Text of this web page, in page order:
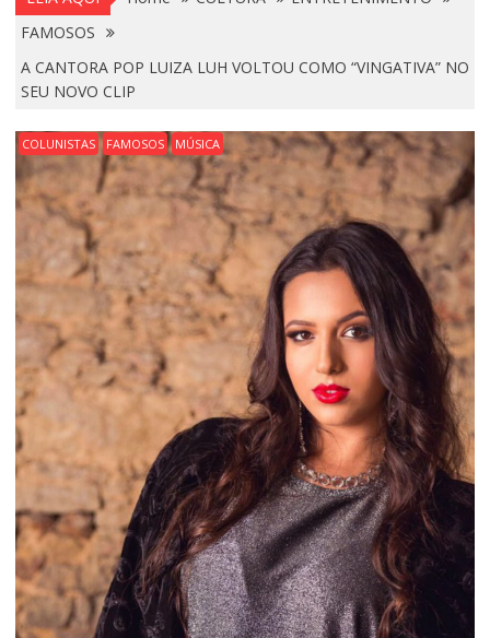
FAMOSOS
A CANTORA POP LUIZA LUH VOLTOU COMO “VINGATIVA” NO
SEU NOVO CLIP
COLUNISTAS FAMOSOS MÚSICA